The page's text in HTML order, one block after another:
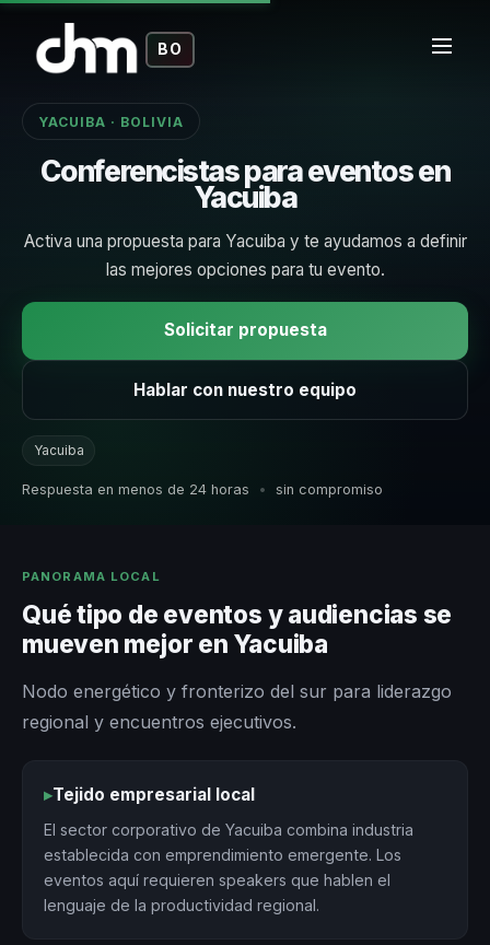
BO
YACUIBA · BOLIVIA
Conferencistas para eventos en
Yacuiba
Activa una propuesta para Yacuiba y te ayudamos a definir
las mejores opciones para tu evento.
Solicitar propuesta
Hablar con nuestro equipo
Yacuiba
Respuesta en menos de 24 horas • sin compromiso
PANORAMA LOCAL
Qué tipo de eventos y audiencias se
mueven mejor en Yacuiba
Nodo energético y fronterizo del sur para liderazgo
regional y encuentros ejecutivos.
▸Tejido empresarial local
El sector corporativo de Yacuiba combina industria
establecida con emprendimiento emergente. Los
eventos aquí requieren speakers que hablen el
lenguaje de la productividad regional.